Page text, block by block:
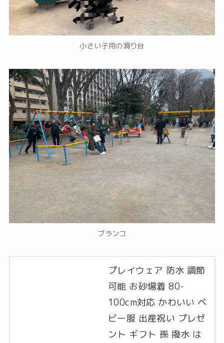
小さい子用の滑り台
ブランコ
プレイウェア 防水 調節
可能 お砂場着 80-
100cm対応 かわいい ベ
ビー服 出産祝い プレゼ
ント ギフト 孫 撥水 は